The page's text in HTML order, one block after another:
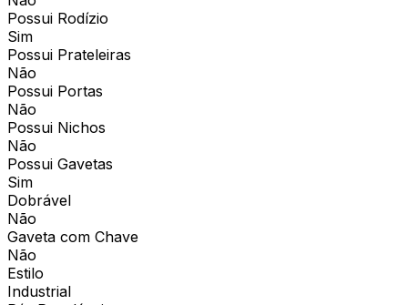
Possui Rodízio
Sim
Possui Prateleiras
Não
Possui Portas
Não
Possui Nichos
Não
Possui Gavetas
Sim
Dobrável
Não
Gaveta com Chave
Não
Estilo
Industrial